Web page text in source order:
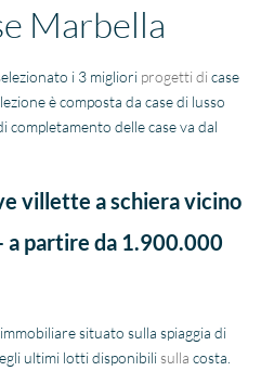
Marbella
i 3 migliori progetti di case
è composta da case di lusso
delle case va dal
villette a schiera vicino
a partire da 1.900.000
situato sulla spiaggia di
ultimi lotti disponibili sulla costa.